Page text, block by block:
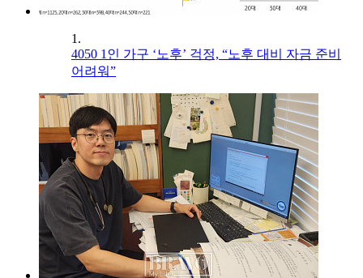
1.
4050 1인 가구 ‘노후’ 걱정, “노후 대비 자금 준비
어려워”